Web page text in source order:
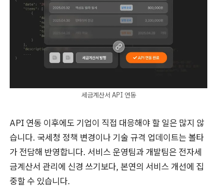
세금계산서 API 연동
API 연동 이후에도 기업이 직접 대응해야 할 일은 많지 않
습니다. 국세청 정책 변경이나 기술 규격 업데이트는 볼타
가 전담해 반영합니다. 서비스 운영팀과 개발팀은 전자세
금계산서 관리에 신경 쓰기보다, 본연의 서비스 개선에 집
중할 수 있습니다.